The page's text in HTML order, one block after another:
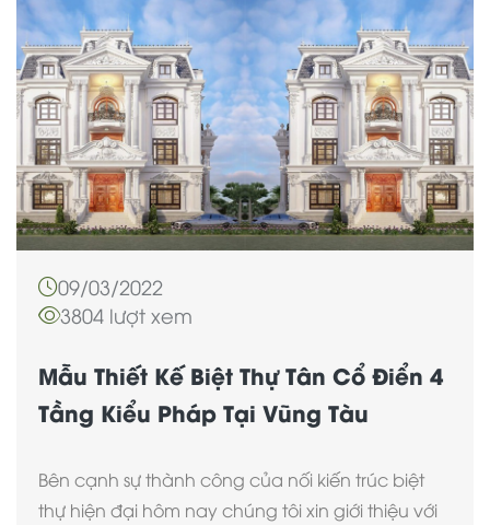
09/03/2022
3804 lượt xem
Mẫu Thiết Kế Biệt Thự Tân Cổ Điển 4
Tầng Kiểu Pháp Tại Vũng Tàu
Bên cạnh sự thành công của nối kiến trúc biệt
thự hiện đại hôm nay chúng tôi xin giới thiệu với